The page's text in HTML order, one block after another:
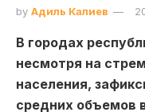
by Адиль Калиев
В городах
несмотря на
населения,
средних объемов